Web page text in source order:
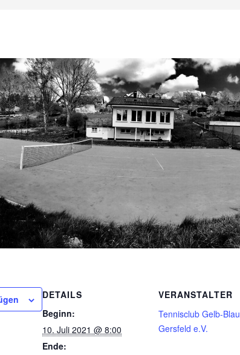
DETAILS
Beginn:
10. Juli 2021 @ 8:00
Ende:
VERANSTALTER
Tennisclub Gelb-Blau
Gersfeld e.V.